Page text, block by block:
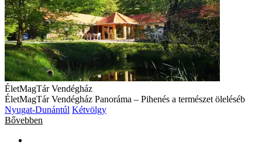
ÉletMagTár Vendégház
ÉletMagTár Vendégház Panoráma – Pihenés a természet öleléséb
Nyugat-Dunántúl Kétvölgy
Bővebben